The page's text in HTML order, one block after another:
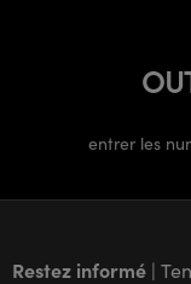
entrer les
Restez informé |